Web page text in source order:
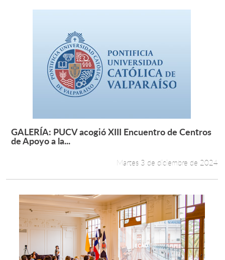
Leer más +
GALERÍA: PUCV acogió XIII Encuentro de Centros
de Apoyo a la...
Martes 3 de diciembre de 2024